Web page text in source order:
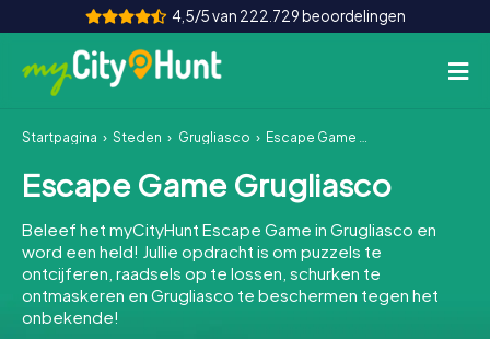
4,5/5 van 222.729 beoordelingen
Hoe het werkt
Steden
Tours
Teamevenement
Startpagina Steden Grugliasco Escape Game Grugliasco
Escape Game Grugliasco
Beleef het myCityHunt Escape Game in Grugliasco en
word een held! Jullie opdracht is om puzzels te
ontcijferen, raadsels op te lossen, schurken te
ontmaskeren en Grugliasco te beschermen tegen het
onbekende!